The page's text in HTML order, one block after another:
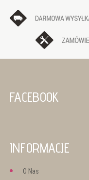
FACEBOOK
INFORMACJE
O Nas